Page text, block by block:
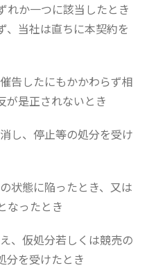
か一つに該当したとき
、当社は直ちに本契約を
告したにもかかわらず相
が是正されないとき
し、停止等の処分を受け
状態に陥ったとき、又は
なったとき
、仮処分若しくは競売の
分を受けたとき